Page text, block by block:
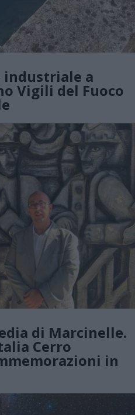
industriale a
Vigili del Fuoco
di Marcinelle.
Cerro
in